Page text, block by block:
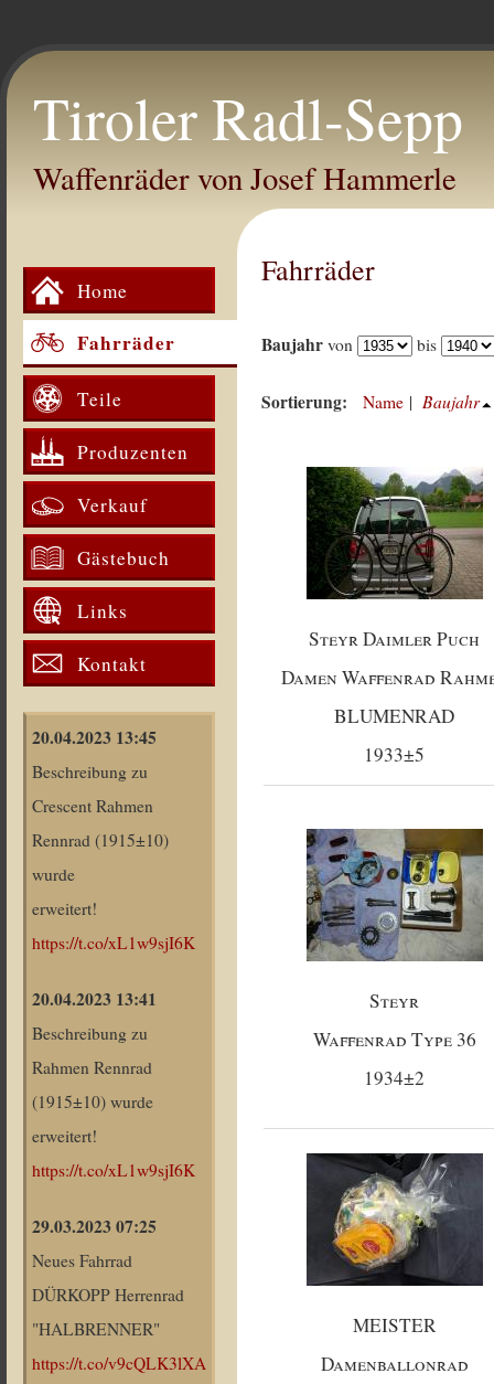
Tiroler Radl-Sepp
Waffenräder von Josef Hammerle
Home
Fahrräder
Teile
Produzenten
Verkauf
Gästebuch
Links
Kontakt
20.04.2023 13:45
Beschreibung zu
Crescent Rahmen
Rennrad (1915±10)
wurde
erweitert!
https://t.co/xL1w9sjI6K
20.04.2023 13:41
Beschreibung zu
Rahmen Rennrad
(1915±10) wurde
erweitert!
https://t.co/xL1w9sjI6K
29.03.2023 07:25
Neues Fahrrad
DÜRKOPP Herrenrad
"HALBRENNER"
https://t.co/v9cQLK3lXA
Fahrräder
Baujahr von bis
Sortierung: Name |Baujahr
Steyr Daimler Puch
Damen Waffenrad
BLUMENRAD
1933±5
Steyr
Waffenrad Type 36
1934±2
MEISTER
Damenballonrad